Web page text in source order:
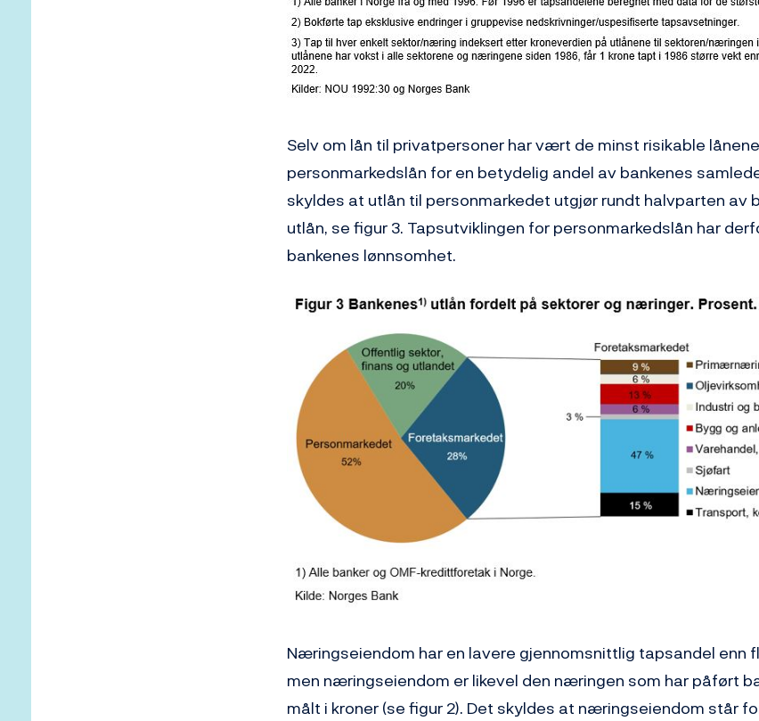
Selv om lån til privatpersoner har vært de minst risikable
personmarkedslån for en betydelig andel av bankenes
skyldes at utlån til personmarkedet utgjør rundt halvparten av
utlån, se figur 3. Tapsutviklingen for personmarkedslån har
bankenes lønnsomhet.
Næringseiendom har en lavere gjennomsnittlig tapsandel enn
men næringseiendom er likevel den næringen som har påført
målt i kroner (se figur 2). Det skyldes at næringseiendom står